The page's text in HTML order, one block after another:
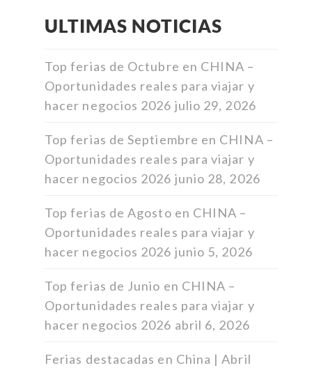
ULTIMAS NOTICIAS
Top ferias de Octubre en CHINA –
Oportunidades reales para viajar y
hacer negocios 2026 julio 29, 2026
Top ferias de Septiembre en CHINA –
Oportunidades reales para viajar y
hacer negocios 2026 junio 28, 2026
Top ferias de Agosto en CHINA –
Oportunidades reales para viajar y
hacer negocios 2026 junio 5, 2026
Top ferias de Junio en CHINA –
Oportunidades reales para viajar y
hacer negocios 2026 abril 6, 2026
Ferias destacadas en China | Abril